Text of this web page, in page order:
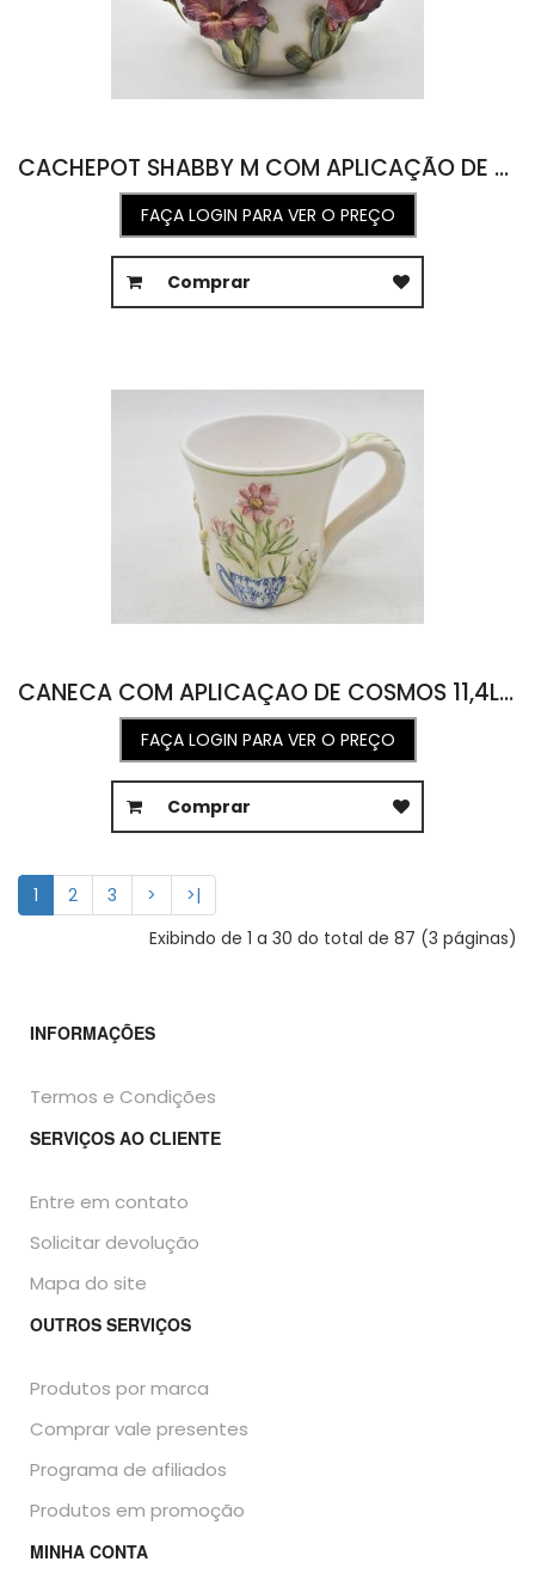
CACHEPOT SHABBY M COM APLICAÇÃO DE FLOR DE ÍRIS 40D X 21A
FAÇA LOGIN PARA VER O PREÇO
Comprar
CANECA COM APLICAÇAO DE COSMOS 11,4L X 15C X 11A
FAÇA LOGIN PARA VER O PREÇO
Comprar
1 2 3 >
>|
Exibindo de 1 a 30 do total de 87 (3 páginas)
INFORMAÇÕES
Termos e Condições
SERVIÇOS AO CLIENTE
Entre em contato
Solicitar devolução
Mapa do site
OUTROS SERVIÇOS
Produtos por marca
Comprar vale presentes
Programa de afiliados
Produtos em promoção
MINHA CONTA